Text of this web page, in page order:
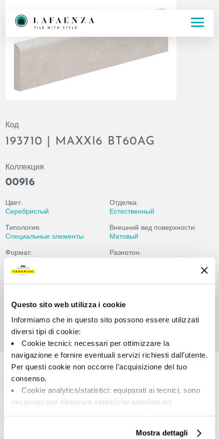
Questo sito web utilizza i cookie
Informiamo che in questo sito possono essere utilizzati
diversi tipi di cookie:
Cookie tecnici: necessari per ottimizzare la
navigazione e fornire eventuali servizi richiesti dall’utente.
Per questi cookie non occorre l’acquisizione del tuo
consenso.
Cookie analytics/statistici: equiparati ai tecnici, sono
necessari per elaborare statistiche anonime ed
Cookie di profilazione/marketing: sono utilizzati, solo
Mostra dettagli
Код
193710 | MAXXI6 BT60AG
Коллекция
00916
Цвет:
Серебристый
Типология:
Специальные элементы
Формат:
Отделка:
Естественный
Внешний вид поверхности:
Матовый
Разнотон: